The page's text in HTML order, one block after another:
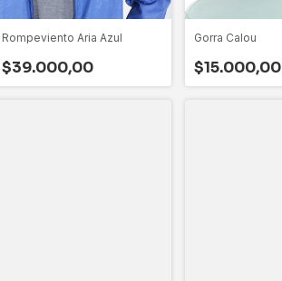
Rompeviento Aria Azul
$39.000,00
Gorra Calou
$15.000,00